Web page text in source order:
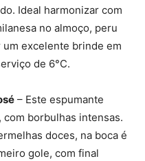
Ideal harmonizar com
no almoço, peru
excelente brinde em
de 6°C.
– Este espumante
borbulhas intensas.
doces, na boca é
gole, com final